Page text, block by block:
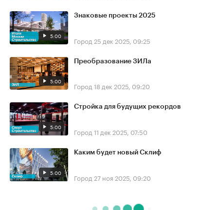
5:00
Знаковые проекты 2025
Город 25 дек 2025, 09:25
5:00
Преобразование ЗИЛа
Город 18 дек 2025, 09:20
5:00
Стройка для будущих рекордов
Город 11 дек 2025, 07:50
5:00
Каким будет новый Склиф
Город 27 ноя 2025, 09:20